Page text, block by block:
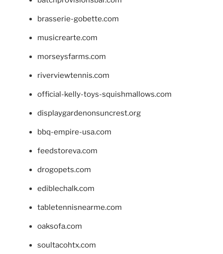
brasserie-gobette.com
musicrearte.com
morseysfarms.com
riverviewtennis.com
official-kelly-toys-squishmallows.com
displaygardenonsuncrest.org
bbq-empire-usa.com
feedstoreva.com
drogopets.com
ediblechalk.com
tabletennisnearme.com
oaksofa.com
soultacohtx.com